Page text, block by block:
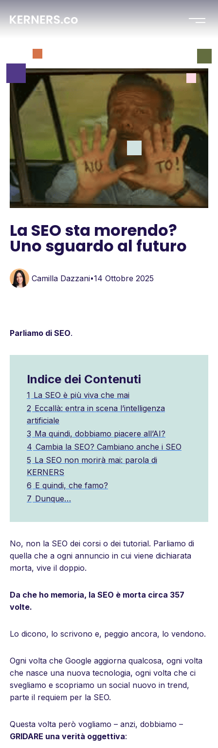
La SEO sta morendo?
Uno sguardo al futuro
Camilla Dazzani•14 Ottobre 2025
Parliamo di SEO.
Indice dei Contenuti
1 La SEO è più viva che mai
2 Eccallà: entra in scena l’intelligenza
artificiale
3 Ma quindi, dobbiamo piacere all’AI?
4 Cambia la SEO? Cambiano anche i SEO
5 La SEO non morirà mai: parola di
KERNERS
6 E quindi, che famo?
7 Dunque…
No, non la SEO dei corsi o dei tutorial. Parliamo di
quella che a ogni annuncio in cui viene dichiarata
morta, vive il doppio.
Da che ho memoria, la SEO è morta circa 357
volte.
Lo dicono, lo scrivono e, peggio ancora, lo vendono.
Ogni volta che Google aggiorna qualcosa, ogni volta
che nasce una nuova tecnologia, ogni volta che ci
svegliamo e scopriamo un social nuovo in trend,
parte il requiem per la SEO.
Questa volta però vogliamo – anzi, dobbiamo –
GRIDARE una verità oggettiva: